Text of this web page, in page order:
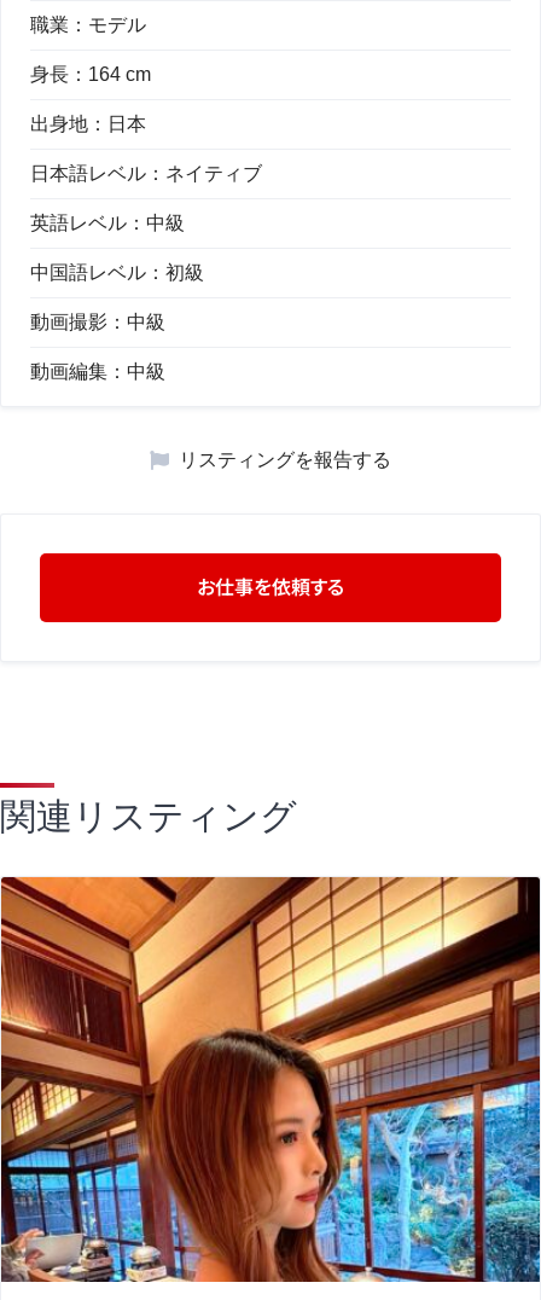
職業： モデル
身長： 164 cm
出身地： 日本
日本語レベル： ネイティブ
英語レベル： 中級
中国語レベル： 初級
動画撮影： 中級
動画編集： 中級
リスティングを報告する
お仕事を依頼する
関連リスティング